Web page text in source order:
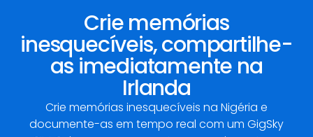
Crie memórias
inesquecíveis, compartilhe-
as imediatamente na
Irlanda
Crie memórias inesquecíveis na Nigéria e
documente-as em tempo real com um GigSky